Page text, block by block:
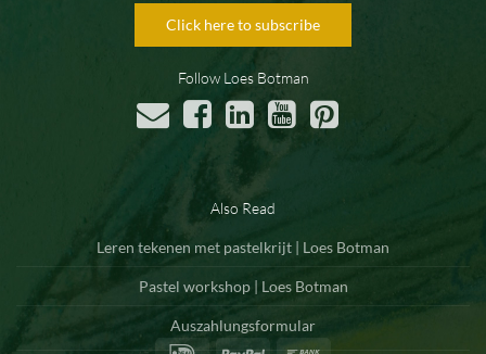
Click here to subscribe
Follow Loes Botman
Also Read
Leren tekenen met pastelkrijt | Loes Botman
Pastel workshop | Loes Botman
Auszahlungsformular